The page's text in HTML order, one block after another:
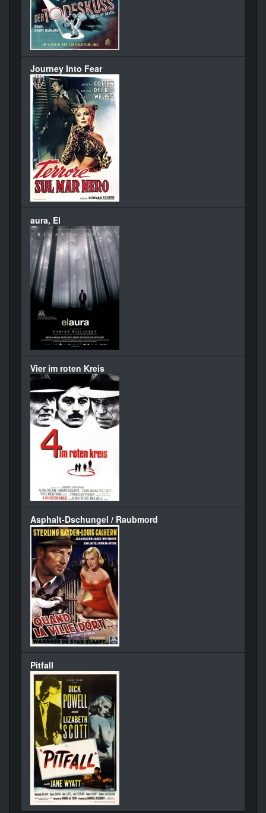
Journey Into Fear
aura, El
Vier im roten Kreis
Asphalt-Dschungel / Raubmord
Pitfall